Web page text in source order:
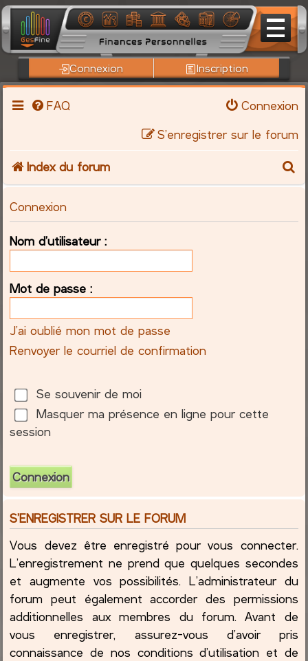
Connexion Inscription
FAQ
Connexion
S’enregistrer sur le forum
Index du forum
c
Connexion
Nom d’utilisateur :
Mot de passe :
J’ai oublié mon mot de passe
Renvoyer le courriel de confirmation
Se souvenir de moi
Masquer ma présence en ligne pour cette
session
S’ENREGISTRER SUR LE FORUM
Vous devez être enregistré pour vous connecter.
L’enregistrement ne prend que quelques secondes
et augmente vos possibilités. L’administrateur du
forum peut également accorder des permissions
additionnelles aux membres du forum. Avant de
vous enregistrer, assurez-vous d’avoir pris
connaissance de nos conditions d’utilisation et de